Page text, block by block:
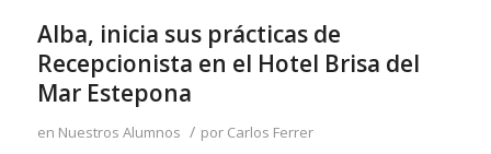
Alba, inicia sus prácticas de
Recepcionista en el Hotel Brisa del
Mar Estepona
en Nuestros Alumnos / por Carlos Ferrer